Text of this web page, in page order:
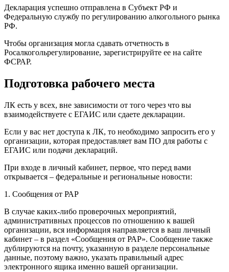
Декларация успешно отправлена в Субъект РФ и
Федеральную службу по регулированию алкогольного рынка
РФ.
Чтобы организация могла сдавать отчетность в
Росалкогольрегулирование, зарегистрируйте ее на сайте
ФСРАР.
Подготовка рабочего места
ЛК есть у всех, вне зависимости от того через что вы
взаимодействуете с ЕГАИС или сдаете декларации.
Если у вас нет доступа к ЛК, то необходимо запросить его у
организации, которая предоставляет вам ПО для работы с
ЕГАИС или подачи деклараций.
При входе в личный кабинет, первое, что перед вами
открывается – федеральные и региональные новости:
1. Сообщения от РАР
В случае каких-либо проверочных мероприятий,
административных процессов по отношению к вашей
организации, вся информация направляется в ваш личный
кабинет – в раздел «Сообщения от РАР». Сообщение также
дублируются на почту, указанную в разделе персональные
данные, поэтому важно, указать правильный адрес
электронного ящика именно вашей организации.